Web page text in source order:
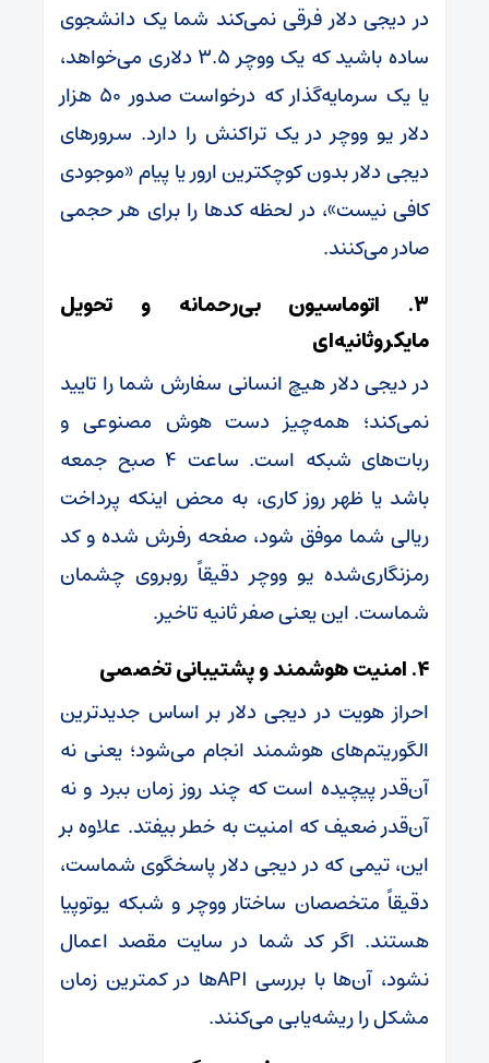
در دیجی دلار فرقی نمی‌کند شما یک دانشجوی
ساده باشید که یک ووچر ۳.۵ دلاری می‌خواهد،
یا یک سرمایه‌گذار که درخواست صدور ۵۰ هزار
دلار یو ووچر در یک تراکنش را دارد. سرورهای
دیجی دلار بدون کوچکترین ارور یا پیام «موجودی
کافی نیست»، در لحظه کدها را برای هر حجمی
صادر می‌کنند.
۳. اتوماسیون بی‌رحمانه و تحویل
مایکروثانیه‌ای
در دیجی دلار هیچ انسانی سفارش شما را تایید
نمی‌کند؛ همه‌چیز دست هوش مصنوعی و
ربات‌های شبکه است. ساعت ۴ صبح جمعه
باشد یا ظهر روز کاری، به محض اینکه پرداخت
ریالی شما موفق شود، صفحه رفرش شده و کد
رمزنگاری‌شده یو ووچر دقیقاً روبروی چشمان
شماست. این یعنی صفر ثانیه تاخیر.
۴. امنیت هوشمند و پشتیبانی تخصصی
احراز هویت در دیجی دلار بر اساس جدیدترین
الگوریتم‌های هوشمند انجام می‌شود؛ یعنی نه
آن‌قدر پیچیده است که چند روز زمان ببرد و نه
آن‌قدر ضعیف که امنیت به خطر بیفتد. علاوه بر
این، تیمی که در دیجی دلار پاسخگوی شماست،
دقیقاً متخصصان ساختار ووچر و شبکه یوتوپیا
هستند. اگر کد شما در سایت مقصد اعمال
نشود، آن‌ها با بررسی APIها در کمترین زمان
مشکل را ریشه‌یابی می‌کنند.